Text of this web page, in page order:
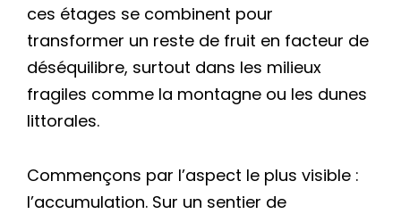
ces étages se combinent pour
transformer un reste de fruit en facteur de
déséquilibre, surtout dans les milieux
fragiles comme la montagne ou les dunes
littorales.
Commençons par l’aspect le plus visible :
l’accumulation. Sur un sentier de